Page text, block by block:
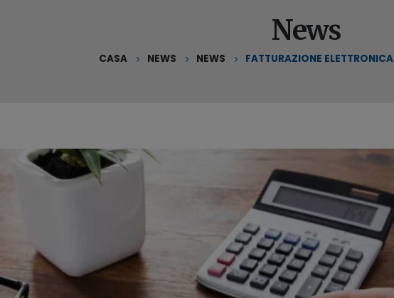
News
CASA NEWS NEWS FATTURAZIONE